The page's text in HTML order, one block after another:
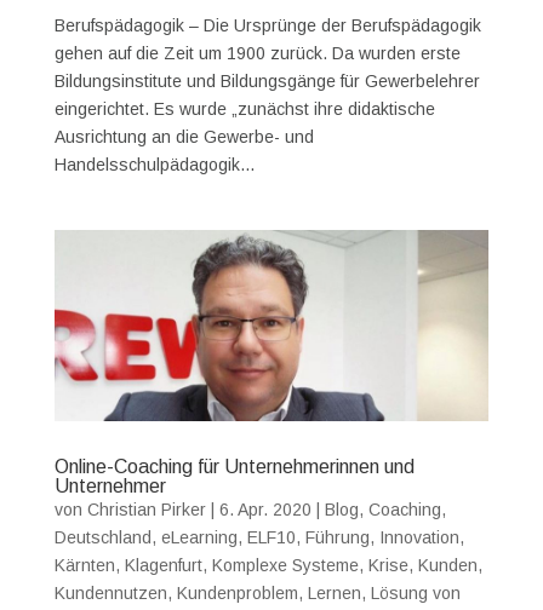
Berufspädagogik – Die Ursprünge der Berufspädagogik
gehen auf die Zeit um 1900 zurück. Da wurden erste
Bildungsinstitute und Bildungsgänge für Gewerbelehrer
eingerichtet. Es wurde „zunächst ihre didaktische
Ausrichtung an die Gewerbe- und
Handelsschulpädagogik...
Online-Coaching für Unternehmerinnen und
Unternehmer
von Christian Pirker| 6. Apr. 2020 Blog, Coaching,
Deutschland, eLearning, ELF10, Führung, Innovation,
Kärnten, Klagenfurt, Komplexe Systeme, Krise, Kunden,
Kundennutzen, Kundenproblem, Lernen, Lösung von